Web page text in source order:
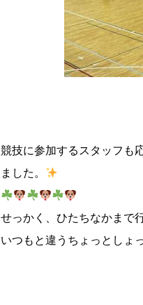
競技に参加するスタッフも
ました。
せっかく、ひたちなかまで
いつもと違うちょっとしょ